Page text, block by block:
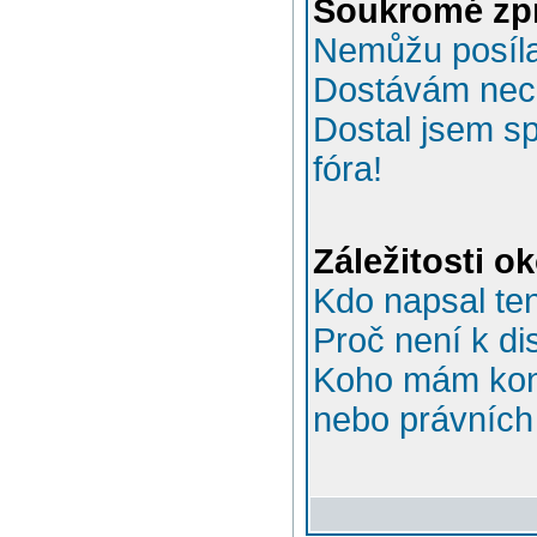
Soukromé
Nemůžu
Dostávám
Dostal jsem
fóra!
Záležitosti
Kdo napsal
Proč není k
Koho mám
nebo